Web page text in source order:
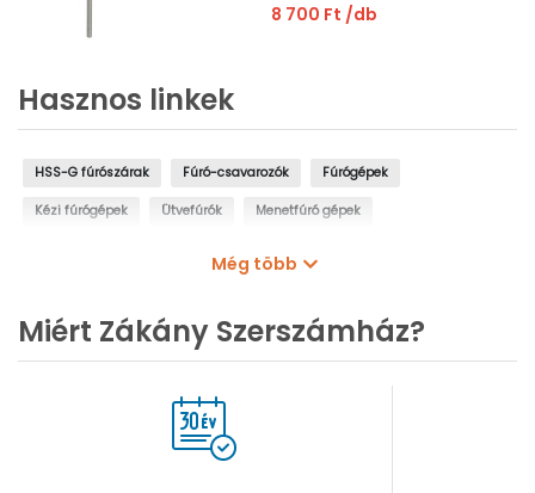
8 700 Ft /db
Hasznos linkek
HSS-G fúrószárak Fúró-csavarozók Fúrógépek
Kézi fúrógépek Ütvefúrók Menetfúró gépek
Még több
Miért Zákány Szerszámház?